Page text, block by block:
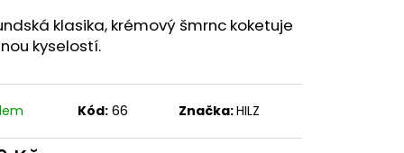
klasika, krémový šmrnc koketuje
kyselostí.
Kód: 66 Značka:HILZ
Následující